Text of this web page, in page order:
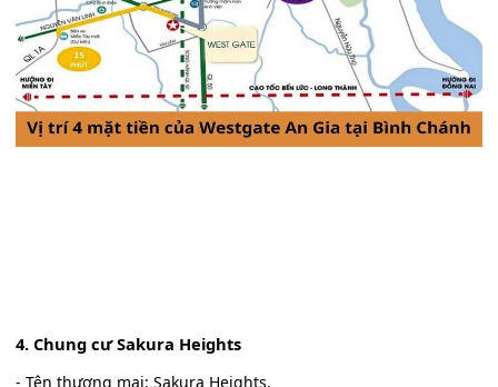
4. Chung cư Sakura Heights
- Tên thương mại: Sakura Heights.